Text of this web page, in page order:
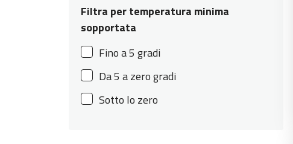
Filtra per temperatura minima
sopportata
Fino a 5 gradi
Da 5 a zero gradi
Sotto lo zero